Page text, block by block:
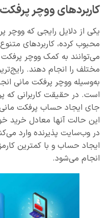
کاربردهای ووچر
یکی از دلایل رایجی که ووچر
محبوب کرده، کاربردهای
می‌توانند به کمک ووچر
مختلف را انجام دهند.
به‌وسیله ووچر پرفکت مانی
است. در حقیقت کاربرانی که
جای ایجاد حساب پرفکت
این حالت آنها معادل خرید
در وب‌سایت پذیرنده وارد
ایجاد حساب و با کمترین
انجام می‌شود.